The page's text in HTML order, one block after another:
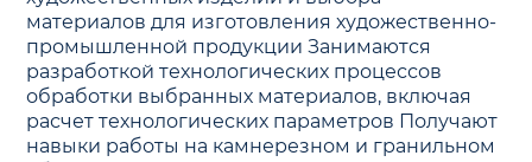
материалов для изготовления художественно-
промышленной продукции Занимаются
разработкой технологических процессов
обработки выбранных материалов, включая
расчет технологических параметров Получают
навыки работы на камнерезном и гранильном